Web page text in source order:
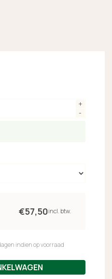
€57,50incl. btw.
indien op voorraad